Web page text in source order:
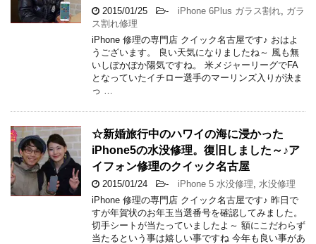
2015/01/25 - iPhone 6Plus ガラス割れ ガラ
ス割れ修理
iPhone 修理の専門店 クイック名古屋です♪ おはよ
うございます。 良い天気になりましたね～ 風も無
いしぽかぽか陽気ですね。 米メジャーリーグでFA
となっていたイチロー選手のマーリンズ入りが決ま
っ …
☆新婚旅行中のハワイの海に浸かった
iPhone5の水没修理。復旧しました～♪ア
イフォン修理のクイック名古屋
2015/01/24 - iPhone 5 水没修理
水没修理
iPhone 修理の専門店 クイック名古屋です♪ 昨日で
すが年賀状のお年玉当選番号を確認してみました。
切手シートが当たっていましたよ～ 額にこだわらず
当たるという事は嬉しい事ですね 今年も良い事があ